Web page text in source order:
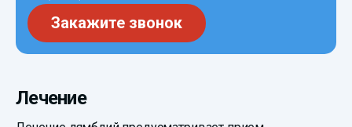
Закажите звонок
Лечение